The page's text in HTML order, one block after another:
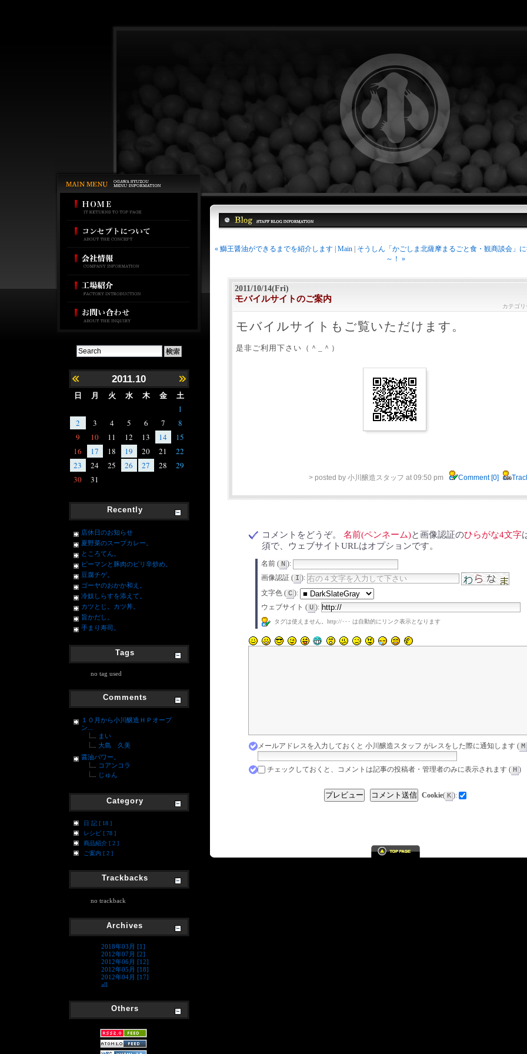
2011.10
日 月 火 水 木 金 土
1
2
3 4 5 6 7
8
9
10 11 12 13 14
15
16
17 18 19 20 21
22
23
24 25 26 27 28
29
30
31
Recently
店休日のお知らせ
夏野菜のスープカレー。
ところてん。
ピーマンと豚肉のピリ辛炒め。
豆腐チゲ。
ゴーヤのおかか和え。
冷奴しらすを添えて。
カツとじ。カツ丼。
旨かだし。
手まり寿司。
Tags
no tag used
Comments
１０月から小川醸造ＨＰオープ
ン...
まい
大島 久美
醤油パワー。
コアンコラ
じゅん
Category
日 記 [ 18 ]
レシピ [ 78 ]
商品紹介 [ 2 ]
ご案内 [ 2 ]
Trackbacks
no trackback
Archives
2018年03月 [1]
2012年07月 [2]
2012年06月 [12]
2012年05月 [18]
2012年04月 [17]
all
Others
« 鰤王醤油ができるまでを紹介します Main
そうしん「かごしま北薩摩まるごと食・観商談会」
～！ »
2011/10/14(Fri)
モバイルサイトのご案内
カテゴリ
モバイルサイトもご覧いただけます。
是非ご利用下さい（＾_＾）
> posted by 小川醸造スタッフ at 09:50 pm Comment [0]
コメントをどうぞ。 名前(ペンネーム)と画像認証のひらがな4文字
須で、ウェブサイトURLはオプションです。
名前 ( N ):
画像認証 ( I ):
文字色 ( C ):
ウェブサイト ( U ):
タグは使えません。http://･･･ は自動的にリンク表示となります
メールアドレスを入力しておくと 小川醸造スタッフ がレスをした際に通知します ( M
チェックしておくと、コメントは記事の投稿者・管理者のみに表示されます ( H )
プレビュー コメント送信 Cookie( K ):